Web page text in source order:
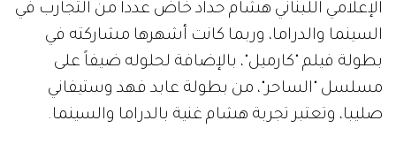
الإعلامي اللبناني هشام حداد خاض عدداً من التجارب في
السينما والدراما، وربما كانت أشهرها مشاركته في
بطولة فيلم "كارميل"، بالإضافة لحلوله ضيفاً على
مسلسل "الساحر"، من بطولة عابد فهد وستيفاني
صليبا، وتعتبر تجربة هشام غنية بالدراما والسينما.